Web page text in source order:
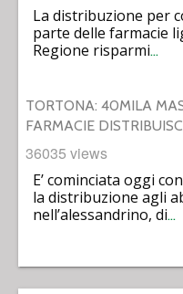
La distribuzione per
parte delle farmacie
Regione risparmi…
TORTONA: 40MILA
FARMACIE
36035 views
E’ cominciata oggi
la distribuzione agli
nell’alessandrino, di…